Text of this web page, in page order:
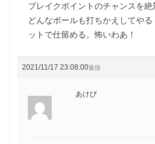
ブレイクポイントのチャンスを絶
どんなボールも打ちかえしてや
ットで仕留める。怖いわあ！
2021/11/17 23:08:00返信
あけび